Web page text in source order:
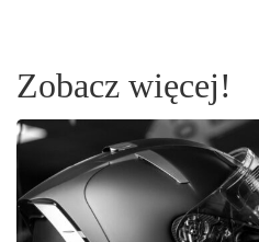
Zobacz więcej!